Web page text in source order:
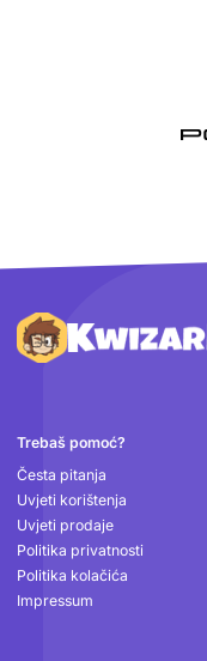
Podnožje
Trebaš pomoć?
Česta pitanja
Uvjeti korištenja
Uvjeti prodaje
Politika privatnosti
Politika kolačića
Impressum